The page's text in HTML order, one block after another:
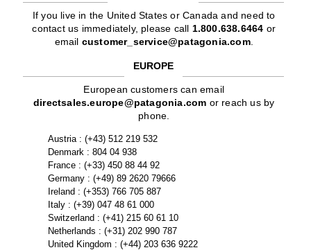
If you live in the United States or Canada and need to
contact us immediately, please call 1.800.638.6464 or
email customer_service@patagonia.com.
EUROPE
European customers can email
directsales.europe@patagonia.com or reach us by
phone.
Austria : (+43) 512 219 532
Denmark : 804 04 938
France : (+33) 450 88 44 92
Germany : (+49) 89 2620 79666
Ireland : (+353) 766 705 887
Italy : (+39) 047 48 61 000
Switzerland : (+41) 215 60 61 10
Netherlands : (+31) 202 990 787
United Kingdom : (+44) 203 636 9222